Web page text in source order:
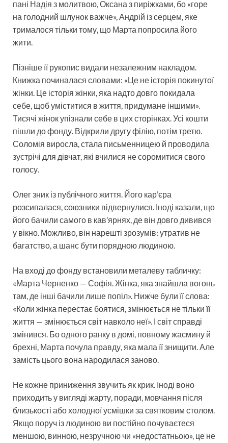
пані Надія з молитвою, Оксана з пиріжками, бо «горе
на голодний шлунок важче», Андрій із серцем, яке
трималося тільки тому, що Марта попросила його
жити.
Пізніше її рукопис видали незалежним накладом.
Книжка починалася словами: «Це не історія покинутої
жінки. Це історія жінки, яка надто довго покидала
себе, щоб уміститися в життя, придумане іншими».
Тисячі жінок упізнали себе в цих сторінках. Усі кошти
пішли до фонду. Відкрили другу філію, потім третю.
Соломія виросла, стала письменницею й проводила
зустрічі для дівчат, які вчилися не соромитися свого
голосу.
Олег зник із публічного життя. Його кар’єра
розсипалася, союзники відвернулися. Іноді казали, що
його бачили самого в кав’ярнях, де він довго дивився
у вікно. Можливо, він нарешті зрозумів: утратив не
багатство, а шанс бути порядною людиною.
На вході до фонду встановили металеву табличку:
«Марта Черненко — Софія. Жінка, яка знайшла вогонь
там, де інші бачили лише попіл». Нижче були її слова:
«Коли жінка перестає боятися, змінюється не тільки її
життя — змінюється світ навколо неї». І світ справді
змінився. Бо одного ранку в домі, повному жасмину й
брехні, Марта почула правду, яка мала її знищити. Але
замість цього вона народилася заново.
Не кожне приниження звучить як крик. Іноді воно
приходить у вигляді жарту, поради, мовчання після
близькості або холодної усмішки за святковим столом.
Якщо поруч із людиною ви постійно почуваєтеся
меншою, винною, незручною чи «недостатньою», це не